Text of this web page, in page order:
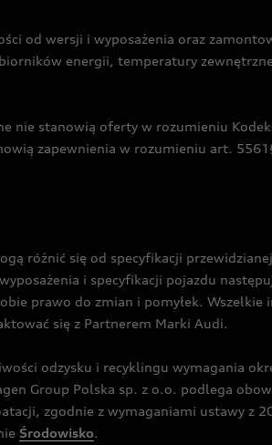
od wersji i wyposażenia oraz
energii, temperatury
nie stanowią oferty w rozumieniu
zapewnienia w rozumieniu art.
różnić się od specyfikacji
i specyfikacji pojazdu
prawo do zmian i pomyłek. Wszelkie
się z Partnerem Marki Audi.
odzysku i recyklingu wymagania
Group Polska sp. z o.o. podlega
zgodnie z wymaganiami ustawy z
Środowisko.